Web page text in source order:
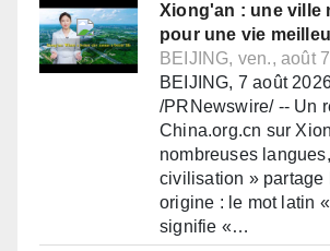
Xiong'an : une ville
pour une vie
BEIJING, ven., août
BEIJING, 7 août
/PRNewswire/ -- Un
China.org.cn sur
nombreuses
civilisation » partage
origine : le mot latin
signifie «…